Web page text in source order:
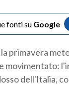
fonti su Google
la primavera
movimentato:
dell'Italia,